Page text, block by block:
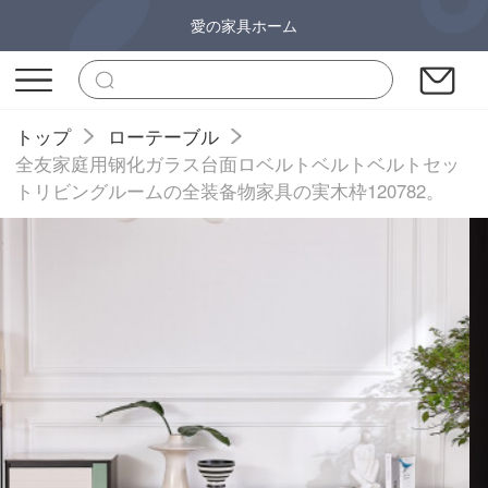
愛の家具ホーム
トップ
ローテーブル
全友家庭用钢化ガラス台面ロベルトベルトベルトセッ
トリビングルームの全装备物家具の実木枠120782。